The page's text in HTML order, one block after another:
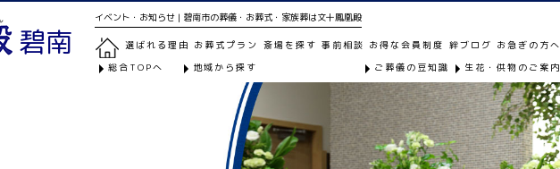
碧南
イベント・お知らせ | 碧南市の葬儀・お葬式・家族葬は文十鳳凰殿
選ばれる理由 お葬式プラン 斎場を探す 事前相談 お得な会員制度 絆ブログ お急ぎの方へ
生花・供物のご案内
ご葬儀の豆知識
総合TOPへ 地域から探す